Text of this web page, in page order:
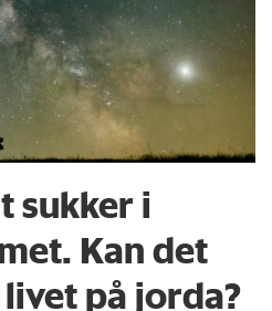
sukker i
Kan det
på jorda?